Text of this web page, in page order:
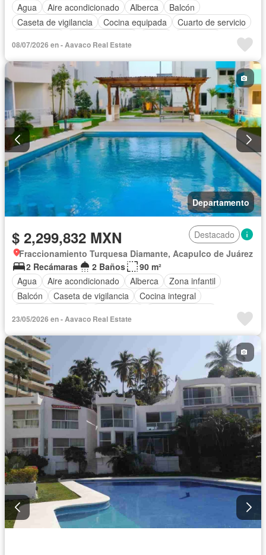
Agua
Aire acondicionado Alberca
Balcón
Caseta de vigilancia
Cocina equipada
Cuarto de servicio
Recámara con closet
Seguridad
Zonas verdes
Sin amueblar
08/07/2026 en - Aavaco Real Estate
Departamento
$ 2,299,832 MXN
Destacado
Fraccionamiento Turquesa Diamante, Acapulco de Juárez
2 Recámaras
2 Baños
90 m²
Agua
Aire acondicionado Alberca
Zona infantil
Balcón
Caseta de vigilancia
Cocina integral
Gas natural
Recámara con closet
Seguridad
23/05/2026 en - Aavaco Real Estate